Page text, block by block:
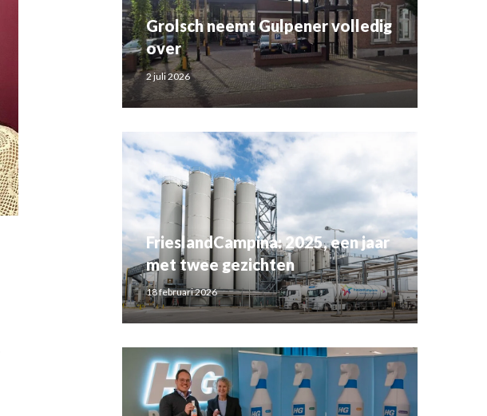
Grolsch neemt Gulpener volledig
over
2 juli 2026
FrieslandCampina: 2025, een jaar
met twee gezichten
18 februari 2026